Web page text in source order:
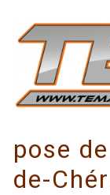
pose
de-